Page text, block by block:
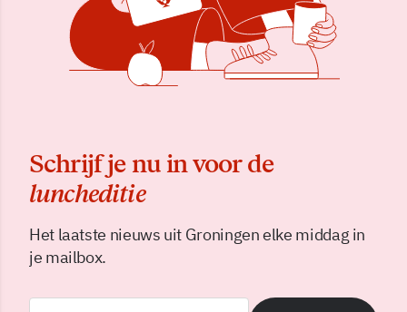
Schrijf je nu in voor de
luncheditie
Het laatste nieuws uit Groningen elke middag in
je mailbox.